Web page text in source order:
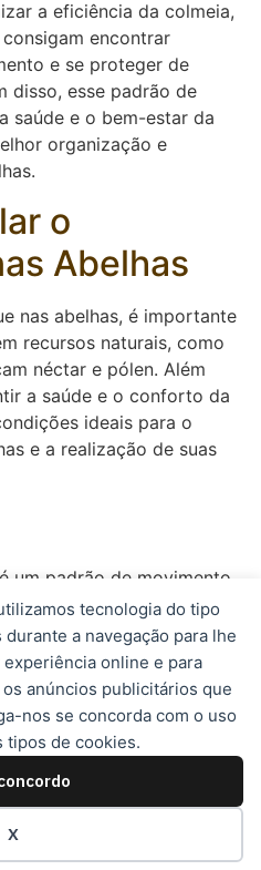
tecnologia do tipo
a navegação para lhe
online e para
anúncios publicitários que
nos se concorda com o uso
tipos de cookies.
X
a eficiência da colmeia,
encontrar
e se proteger de
disso, esse padrão de
saúde e o bem-estar da
organização e
o
Abelhas
nas abelhas, é importante
recursos naturais, como
néctar e pólen. Além
a saúde e o conforto da
ideais para o
e a realização de suas
um padrão de movimento
da colmeia,
das abelhas em
a importância
podem adotar medidas
e promover o bem-estar
os direitos reservados.
Desenvolvido por: Expresso Marketing